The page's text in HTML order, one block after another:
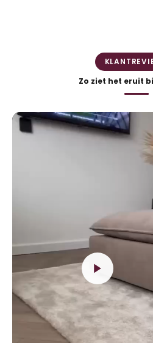
Zo ziet het eruit